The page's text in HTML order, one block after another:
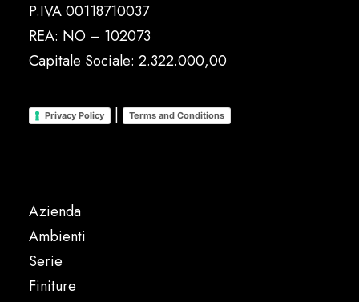
P.IVA 00118710037
REA: NO – 102073
Capitale Sociale: 2.322.000,00
Privacy Policy | Terms and Conditions
Azienda
Ambienti
Serie
Finiture